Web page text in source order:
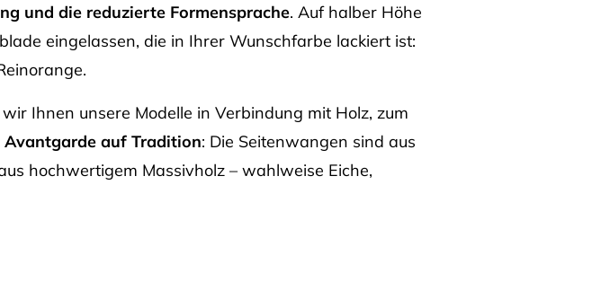
und die reduzierte Formensprache. Auf halber Höhe
eingelassen, die in Ihrer Wunschfarbe lackiert ist:
Ihnen unsere Modelle in Verbindung mit Holz, zum
auf Tradition: Die Seitenwangen sind aus
hochwertigem Massivholz – wahlweise Eiche,